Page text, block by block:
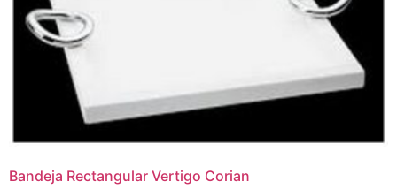
Bandeja Rectangular Vertigo Corian